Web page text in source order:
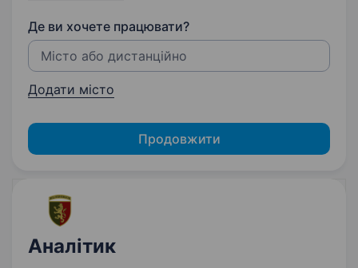
Де ви хочете працювати?
Додати місто
Продовжити
Аналітик